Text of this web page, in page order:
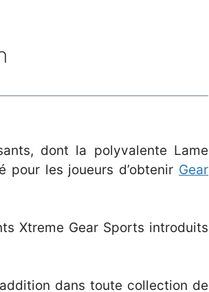
dont la polyvalente Lame
pour les joueurs d’obtenir Gear
Xtreme Gear Sports introduits
dans toute collection de